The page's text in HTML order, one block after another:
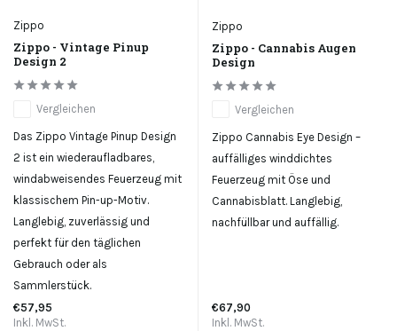
Zippo
Zippo - Vintage Pinup
Design 2
Vergleichen
Das Zippo Vintage Pinup Design
2 ist ein wiederaufladbares,
windabweisendes Feuerzeug mit
klassischem Pin-up-Motiv.
Langlebig, zuverlässig und
perfekt für den täglichen
Gebrauch oder als
Sammlerstück.
€57,95
Inkl. MwSt.
Zippo
Zippo - Cannabis Augen
Design
Vergleichen
Zippo Cannabis Eye Design –
auffälliges winddichtes
Feuerzeug mit Öse und
Cannabisblatt. Langlebig,
nachfüllbar und auffällig.
€67,90
Inkl. MwSt.